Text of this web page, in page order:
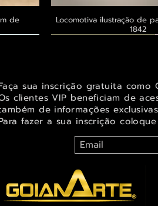
de
Visualização
Locomotiva ilustração de
1842
sua inscrição gratuita como
clientes VIP beneficiam de
de informações
fazer a sua inscrição